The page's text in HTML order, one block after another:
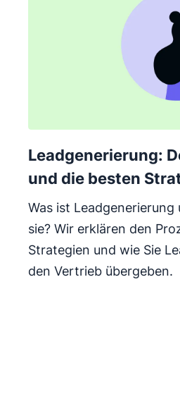
Leadgenerierung:
und die besten
Was ist
sie? Wir erklären den
Strategien und wie Sie
den Vertrieb übergeben.